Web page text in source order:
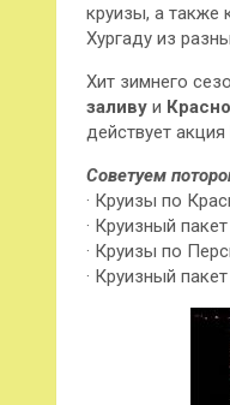
круизы, а также
Хургаду из
Хит зимнего
заливу и
действует
Советуем
· Круизы по
· Круизный
· Круизы по
· Круизный